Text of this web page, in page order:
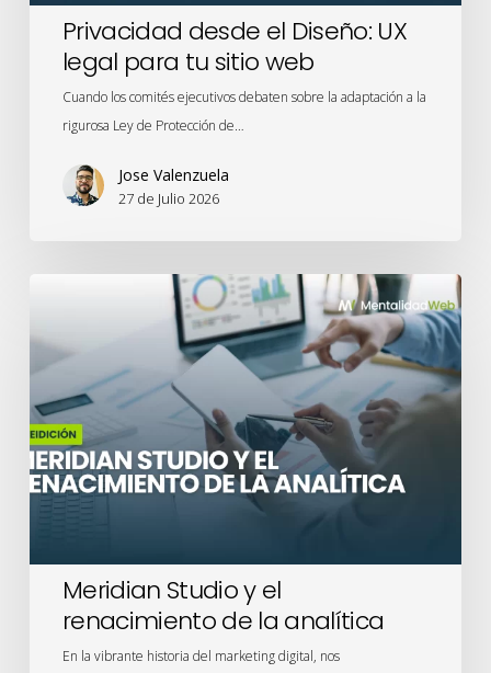
Privacidad desde el Diseño: UX
legal para tu sitio web
Cuando los comités ejecutivos debaten sobre la adaptación a la
rigurosa Ley de Protección de…
Jose Valenzuela
27 de Julio 2026
y
renacimiento
de
la
analítica
Meridian Studio y el
renacimiento de la analítica
En la vibrante historia del marketing digital, nos